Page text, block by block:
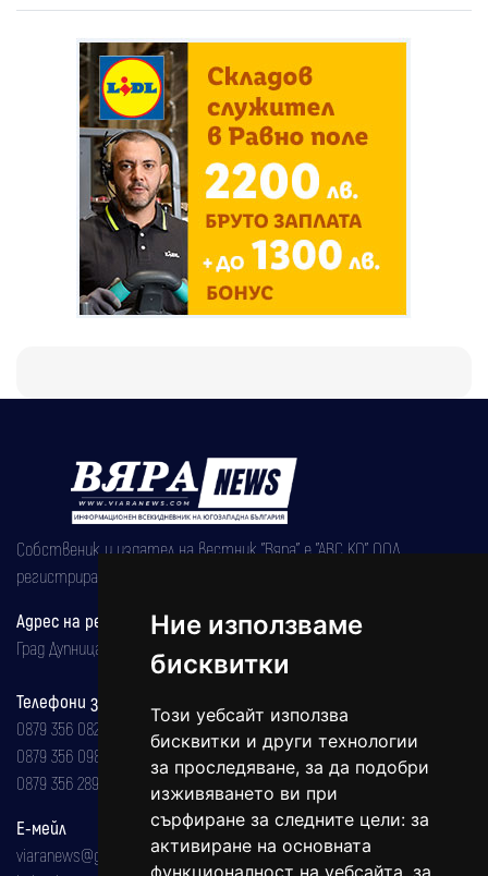
Ние използваме
бисквитки
Този уебсайт използва
бисквитки и други технологии
за проследяване, за да подобри
изживяването ви при
сърфиране за следните цели: за
активиране на основната
функционалност на уебсайта за
Собственик и издател на вестник "Вяра" е "АВС КО" ООД,
регистрирана на 08.05.2002 година.
Адрес на редакцията
Град Дупница, ул.''Христо Ботев" 43
Телефони за реклама и абонаменти
0879 356 082
0879 356 098
0879 356 289
Е-мейл
viaranews@gmail.com